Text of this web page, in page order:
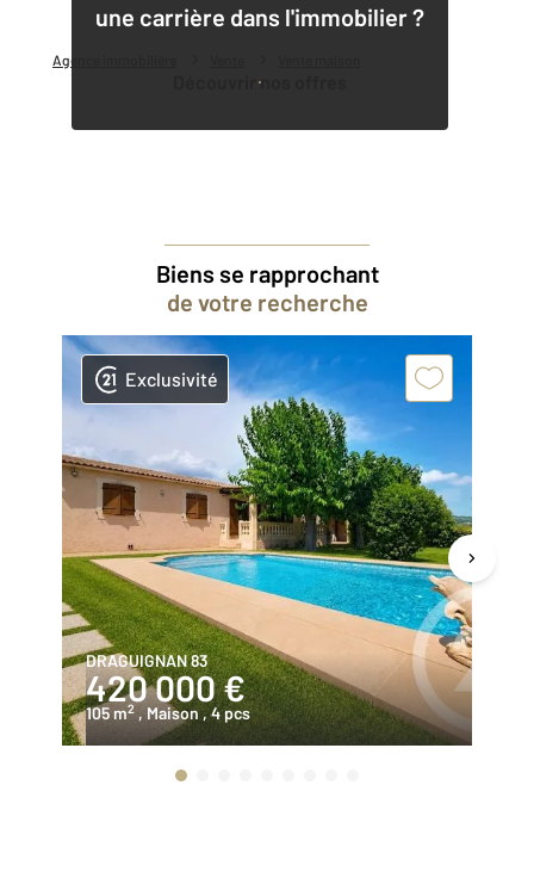
Agence immobilière
une carrière dans l'immobilier ?
Découvrir nos offres
Biens se rapprochant
de votre recherche
Exclusivité
DRAGUIGNAN 83
420 000 €
105 m2 , Maison, 4 pcs